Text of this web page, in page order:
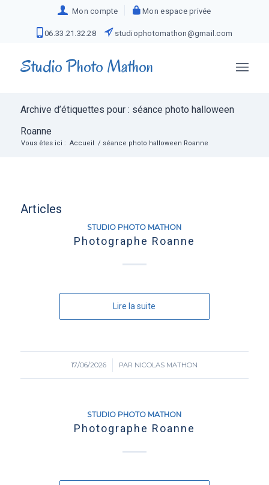
Mon compte Mon espace privée
06.33.21.32.28 studiophotomathon@gmail.com
Studio Photo Mathon
Archive d’étiquettes pour : séance photo halloween
Roanne
Vous êtes ici : Accueil / séance photo halloween Roanne
Articles
STUDIO PHOTO MATHON
Photographe Roanne
Lire la suite
17/06/2026
/ PAR NICOLAS MATHON
STUDIO PHOTO MATHON
Photographe Roanne